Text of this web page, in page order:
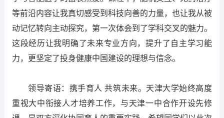
等前沿内容让我真切感受到科技向善的力量，也让我从被
动记忆转向主动探究，第一次体会到了学科交叉的魅力。
这段经历让我明确了未来专业方向，提升了自主学习能
力，更坚定了投身健康中国建设的理想与信念。
领导寄语：携手育人 共筑未来。天津大学始终高度
重视大中衔接人才培养工作，与天津一中合作开设先修